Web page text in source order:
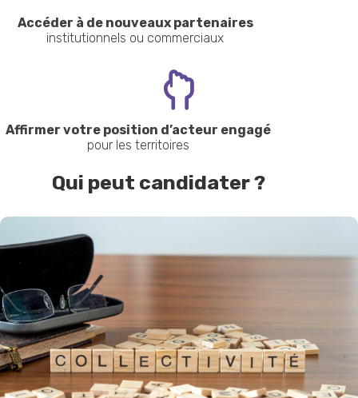
Accéder à de nouveaux partenaires
institutionnels ou commerciaux

Affirmer votre position d’acteur engagé
pour les territoires
Qui peut candidater ?